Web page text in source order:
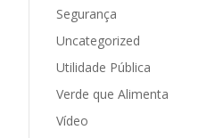
Segurança
Uncategorized
Utilidade Pública
Verde que Alimenta
Vídeo